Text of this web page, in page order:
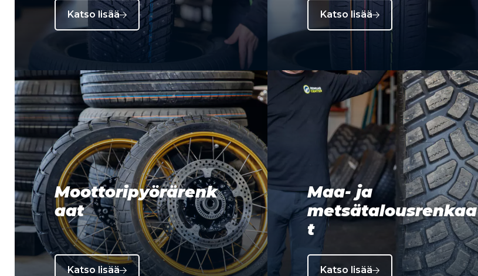
Katso lisää Katso lisää
Moottoripyörärenk
aat
Katso lisää
Maa- ja
metsätalousrenkaa
t
Katso lisää